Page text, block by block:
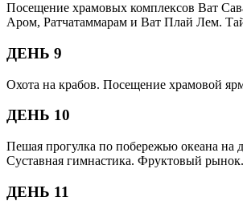
Посещение храмовых комплексов Ват
Аром, Ратчатаммарам и Ват Плай Лем.
ДЕНЬ 9
Охота на крабов. Посещение храмовой
ДЕНЬ 10
Пешая прогулка по побережью океана на
Суставная гимнастика. Фруктовый рынок.
ДЕНЬ 11